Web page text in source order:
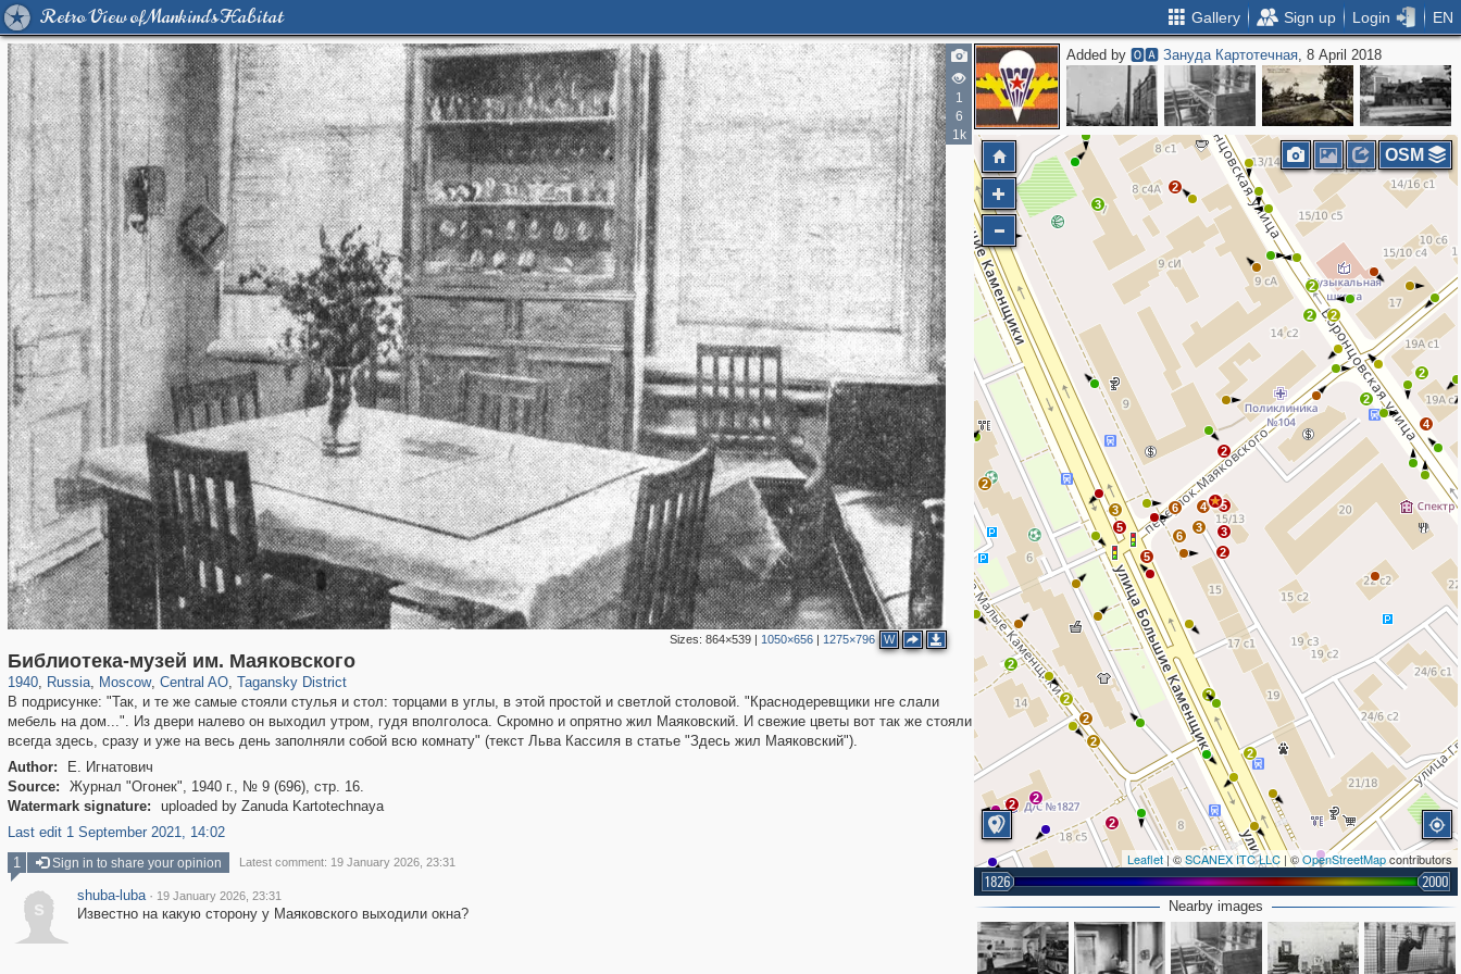
Retro View of Mankind's Habitat Gallery Sign up Login EN
1
6
1k
Sizes: 864×539| 1050×656| 1275×796 W
Библиотека-музей им. Маяковского
1940, Russia
1,406,849 29,243
, Moscow
319,861 8,286
, Central AO
160,009 5,916
, Tagansky District
10,740 402
В подрисунке: "Так, и те же самые стояли стулья и стол: торцами в углы, в этой простой и светлой столовой. "Краснодеревщики нге слали
мебель на дом...". Из двери налево он выходил утром, гудя вполголоса. Скромно и опрятно жил Маяковский. И свежие цветы вот так же стояли
всегда здесь, сразу и уже на весь день заполняли собой всю комнату" (текст Льва Кассиля в статье "Здесь жил Маяковский").
Author:
Е. Игнатович
Source:
Журнал "Огонек", 1940 г., № 9 (696), стр. 16.
Watermark signature:
uploaded by Zanuda Kartotechnaya
Last edit 1 September 2021, 14:02
Added by🅾🅰 Зануда Картотечная, 8 April 2018
2
2
2
3
2 2
2
4
2
2
5
2
6
4
3
6
5
3
5
3
2
2
2
2
2
2
2
2
2
2
2
2
Leaflet | ©SCANEX ITC LLC | ©OpenStreetMapcontributors
1826 2000
OSM
Nearby images
1 Sign in to share your opinion Latest comment: 19 January 2026, 23:31
s
shuba-luba · 19 January 2026, 23:31
Известно на какую сторону у Маяковского выходили окна?